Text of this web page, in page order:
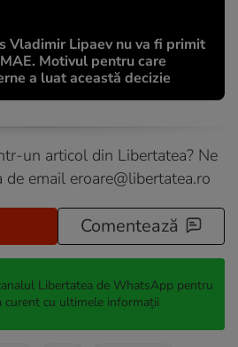
Vladimir Lipaev nu va fi primit
Motivul pentru care
a luat această decizie
un articol din Libertatea? Ne
de email eroare@libertatea.ro
Comentează
Libertatea de WhatsApp pentru
curent cu ultimele informații